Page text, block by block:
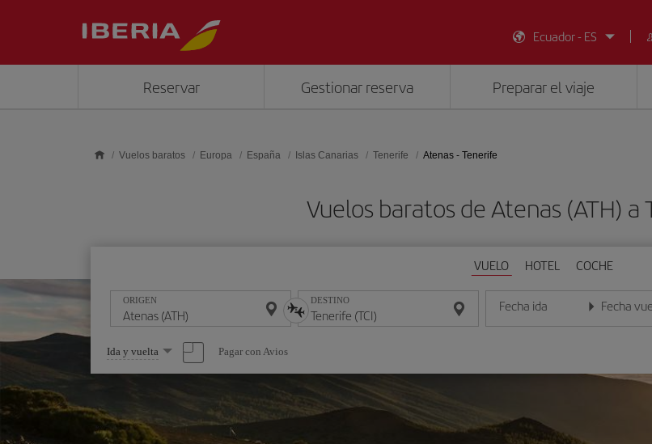
Ecuador - ES
Reservar Gestionar reserva Preparar el viaje
Vuelos baratos Europa España Islas Canarias Tenerife Atenas - Tenerife
Vuelos baratos de Atenas (ATH) a
VUELO HOTEL COCHE
ORIGEN DESTINO Fecha ida
Introduce la fecha en formato día/
Fecha
Introduce la
Seleccione
una
opción
Ida y vuelta Pagar con Avios